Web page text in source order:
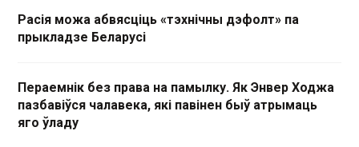
Расія можа абвясціць «тэхнічны дэфолт» па
прыкладзе Беларусі
Пераемнік без права на памылку. Як Энвер Ходжа
пазбавіўся чалавека, які павінен быў атрымаць
яго ўладу